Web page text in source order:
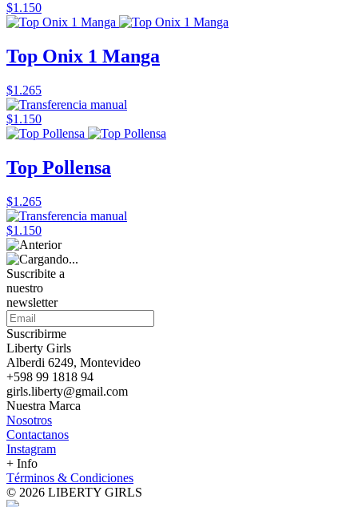
$1.150
Top Onix 1 Manga
$1.265
$1.150
Top Pollensa
$1.265
$1.150
Suscribite a
nuestro
newsletter
Suscribirme
Liberty Girls
Alberdi 6249, Montevideo
+598 99 1818 94
girls.liberty@gmail.com
Nuestra Marca
Nosotros
Contactanos
Instagram
+ Info
Términos & Condiciones
© 2026 LIBERTY GIRLS